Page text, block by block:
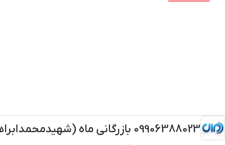
09906388023 بازرگانی ماه (شهیدمحمدابراهیم همت) ا